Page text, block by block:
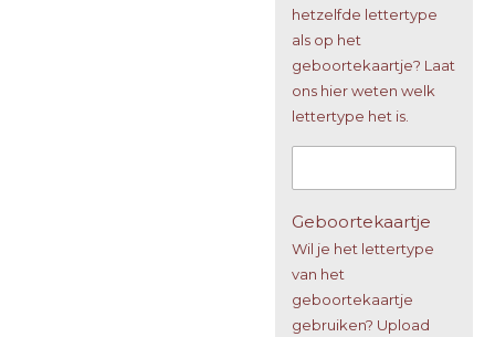
hetzelfde lettertype
als op het
geboortekaartje? Laat
ons hier weten welk
lettertype het is.
Geboortekaartje
Wil je het lettertype
van het
geboortekaartje
gebruiken? Upload